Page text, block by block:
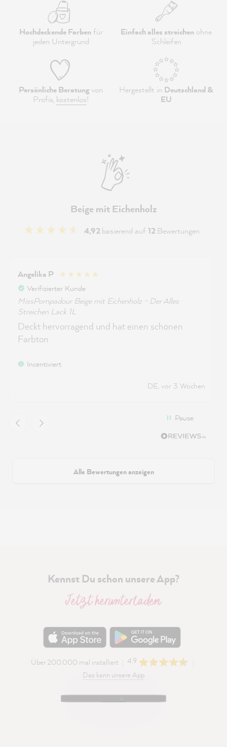
Hochdeckende Farbenfür
jeden Untergrund
Einfach alles streichen ohne
Schleifen
Persönliche Beratungvon
Profis, kostenlos!
Hergestellt in Deutschland &
EU
Beige mit Eichenholz
4,92basierend auf 12 Bewertungen
Angelika P
Verifizierter Kunde
MissPompadour Beige mit Eichenholz - Der Alles
Streichen Lack 1L
Deckt hervorragend und hat einen schönen
Farbton
Incentiviert
DE, vor 3 Wochen
Pause
Alle Bewertungen anzeigen
Kennst Du schon unsere App?
Jetzt herunterladen
Über 200.000 mal installiert
4.9
Das kann unsere App